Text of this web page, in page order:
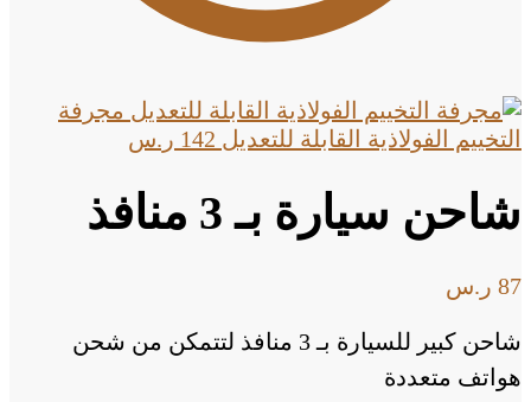
مجرفة
التخييم الفولاذية القابلة للتعديل 142 ر.س
شاحن سيارة بـ 3 منافذ
87 ر.س
شاحن كبير للسيارة بـ 3 منافذ لتتمكن من شحن
هواتف متعددة